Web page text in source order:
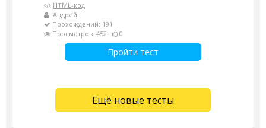
HTML-код
Андрей
Прохождений: 191
Просмотров: 452
0
Пройти тест
Ещё новые тесты